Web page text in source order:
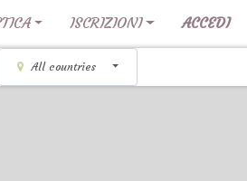
ISCRIZIONI ACCEDI
All countries